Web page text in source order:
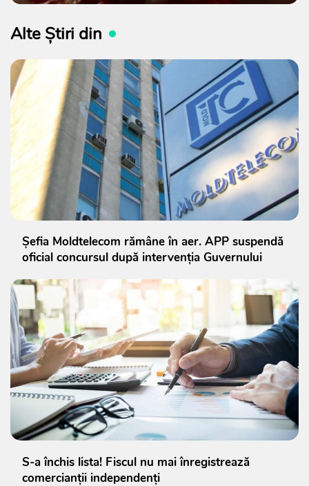
Alte Știri din
Șefia Moldtelecom rămâne în aer. APP suspendă
oficial concursul după intervenția Guvernului
S-a închis lista! Fiscul nu mai înregistrează
comercianții independenți